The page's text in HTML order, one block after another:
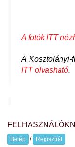
A fotók ITT
A Kosztolányi-
ITT olvasható.
Belép / Regisztrál